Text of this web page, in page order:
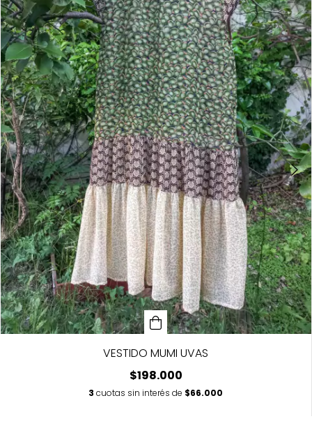
VESTIDO MUMI UVAS
$198.000
3 cuotas sin interés de $66.000